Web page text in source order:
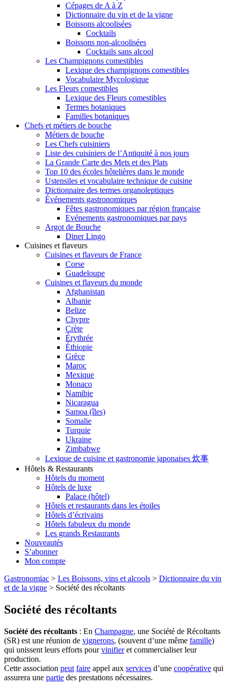
Cépages de A à Z
Dictionnaire du vin et de la vigne
Boissons alcoolisées
Cocktails
Boissons non-alcoolisées
Cocktails sans alcool
Les Champignons comestibles
Lexique des champignons comestibles
Vocabulaire Mycologique
Les Fleurs comestibles
Lexique des Fleurs comestibles
Termes botaniques
Familles botaniques
Chefs et métiers de bouche
Métiers de bouche
Les Chefs cuisiniers
Liste des cuisiniers de l’Antiquité à nos jours
La Grande Carte des Mets et des Plats
Top 10 des écoles hôtelières dans le monde
Ustensiles et vocabulaire technique de cuisine
Dictionnaire des termes organoleptiques
Événements gastronomiques
Fêtes gastronomiques par région française
Evénements gastronomiques par pays
Argot de Bouche
Diner Lingo
Cuisines et flaveurs
Cuisines et flaveurs de France
Corse
Guadeloupe
Cuisines et flaveurs du monde
Afghanistan
Albanie
Belize
Chypre
Crète
Érythrée
Éthiopie
Grèce
Maroc
Mexique
Monaco
Namibie
Nicaragua
Samoa (îles)
Somalie
Turquie
Ukraine
Zimbabwe
Lexique de cuisine et gastronomie japonaises 炊事
Hôtels & Restaurants
Hôtels du moment
Hôtels de luxe
Palace (hôtel)
Hôtels et restaurants dans les étoiles
Hôtels d’écrivains
Hôtels fabuleux du monde
Les grands Restaurants
Nouveautés
S’abonner
Mon compte
Gastronomiac > Les Boissons, vins et alcools > Dictionnaire du vin
et de la vigne > Société des récoltants
Société des récoltants
Société des récoltants : En Champagne, une Société de Récoltants
(SR) est une réunion de vignerons, (souvent d’une même famille)
qui unissent leurs efforts pourvinifieret commercialiser leur
production.
Cette association peut faire appel aux services d’une coopérative qui
assurera une partie des prestations nécessaires.